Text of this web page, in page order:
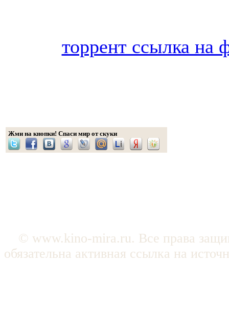
торрент ссылка на
Жми на кнопки! Спаси мир от скуки
© www.kino-mira.ru. Все права
обязательна активная ссылка на